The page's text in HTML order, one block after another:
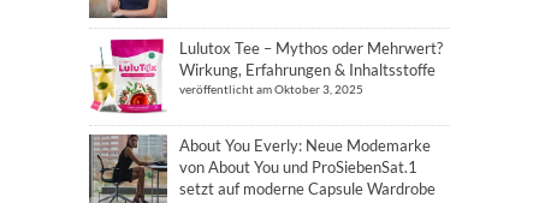
Lulutox Tee – Mythos oder Mehrwert?
Wirkung, Erfahrungen & Inhaltsstoffe
veröffentlicht am Oktober 3, 2025
About You Everly: Neue Modemarke
von About You und ProSiebenSat.1
setzt auf moderne Capsule Wardrobe